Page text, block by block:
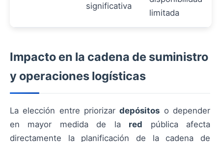
significativa
limitada
Impacto en la cadena de suministro
y operaciones logísticas
La elección entre priorizardepósitos o depender
en mayor medida de la red pública afecta
directamente la planificación de la cadena de